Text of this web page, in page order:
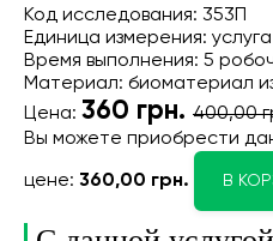
Код исследования: 353П
Единица измерения: услуга
Время выполнения: 5
Материал: биоматериал
Цена: 360 грн. 400,00
Вы можете приобрести
цене: 360,00 грн. В